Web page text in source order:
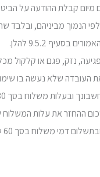
ותבטל את ההזמנה שלא מהטעמים המנויים בסעיף 9.4 לעיל, לפני שביצעת במוצר
תגבה ממך סכום כלשהו, זולת דמי ביטול בשיעור שלא יעלה על
9.5.2 להלן.
נזק, פגם או קלקול
העובדה שלא נעשה בו